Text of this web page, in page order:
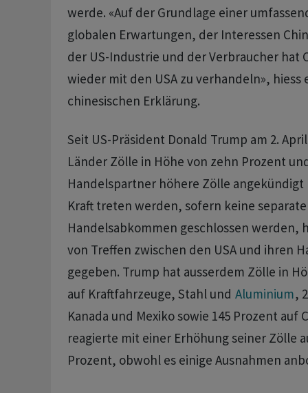
werde. «Auf der Grundlage einer
globalen Erwartungen, der Interessen
der US-Industrie und der Verbraucher hat
wieder mit den USA zu verhandeln», hiess
chinesischen Erklärung.
Seit US-Präsident Donald Trump am 2.
Länder Zölle in Höhe von zehn Prozent
Handelspartner höhere Zölle angekündigt
Kraft treten werden, sofern keine
Handelsabkommen geschlossen werden,
von Treffen zwischen den USA und ihren
gegeben. Trump hat ausserdem Zölle in
auf Kraftfahrzeuge, Stahl und Aluminium,
Kanada und Mexiko sowie 145 Prozent auf
reagierte mit einer Erhöhung seiner Zölle
Prozent, obwohl es einige Ausnahmen